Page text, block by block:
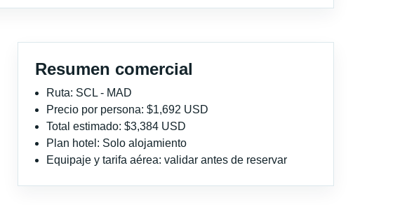
Resumen comercial
Ruta: SCL - MAD
Precio por persona: $1,692 USD
Total estimado: $3,384 USD
Plan hotel: Solo alojamiento
Equipaje y tarifa aérea: validar antes de reservar